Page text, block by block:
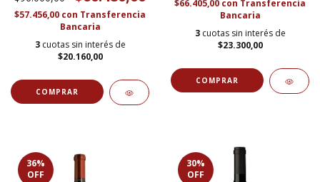
$57.456,00 con Transferencia
Bancaria
3 cuotas sin interés de
$20.160,00
$66.405,00 con Transferencia
Bancaria
3 cuotas sin interés de
$23.300,00
36%
OFF
30%
OFF